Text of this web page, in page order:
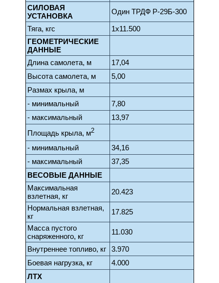
СИЛОВАЯ
УСТАНОВКА
Один ТРДФ Р-29Б-300
Тяга, кгс
1x11.500
ГЕОМЕТРИЧЕСКИЕ
ДАННЫЕ
Длина самолета, м
17,04
Высота самолета, м
5,00
Размах крыла, м
- минимальный
7,80
- максимальный
13,97
Площадь крыла, м2
- минимальный
34,16
- максимальный
37,35
ВЕСОВЫЕ ДАННЫЕ
Максимальная
взлетная, кг
20.423
Нормальная взлетная,
кг
17.825
Масса пустого
снаряженного, кг
11.030
Внутреннее топливо, кг
3.970
Боевая нагрузка, кг
4.000
ЛТХ